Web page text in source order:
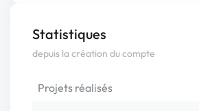
Statistiques
depuis la création du compte
Projets réalisés